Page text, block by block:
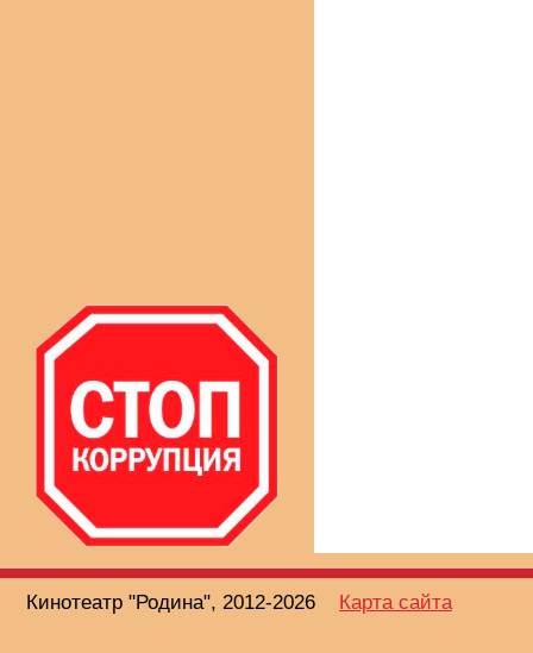
Кинотеатр "Родина", 2012-2026 Карта сайта